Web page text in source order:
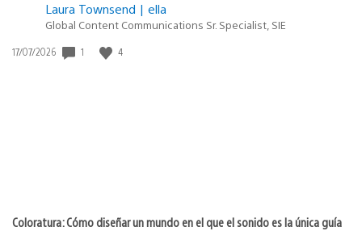
Laura Townsend | ella
Global Content Communications Sr. Specialist, SIE
Fecha
17/07/2026 1 4
Coloratura: Cómo diseñar un mundo en el que el sonido es la única guía